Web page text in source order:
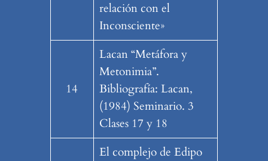
relación con el
Inconsciente»
14
Lacan “Metáfora y
Metonimia”.
Bibliografía: Lacan,
(1984) Seminario. 3
Clases 17 y 18
El complejo de Edipo